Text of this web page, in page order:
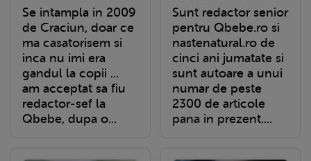
Se intampla in 2009
de Craciun, doar ce
ma casatorisem si
inca nu imi era
gandul la copii ...
am acceptat sa fiu
redactor-sef la
Qbebe, dupa o...
Sunt redactor senior
pentru Qbebe.ro si
nastenatural.ro de
cinci ani jumatate si
sunt autoare a unui
numar de peste
2300 de articole
pana in prezent....